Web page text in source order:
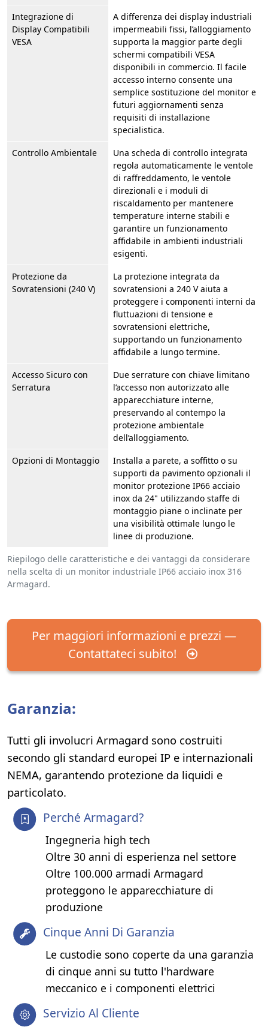
Riepilogo delle caratteristiche e dei vantaggi da considerare
nella scelta di un monitor industriale IP66 acciaio inox 316
Armagard.
Integrazione di
Display Compatibili
VESA
A differenza dei display industriali
impermeabili fissi, l’alloggiamento
supporta la maggior parte degli
schermi compatibili VESA
disponibili in commercio. Il facile
accesso interno consente una
semplice sostituzione del monitor e
futuri aggiornamenti senza
requisiti di installazione
specialistica.
Controllo Ambientale
Una scheda di controllo integrata
regola automaticamente le ventole
di raffreddamento, le ventole
direzionali e i moduli di
riscaldamento per mantenere
temperature interne stabili e
garantire un funzionamento
affidabile in ambienti industriali
esigenti.
Protezione da
Sovratensioni (240 V)
La protezione integrata da
sovratensioni a 240 V aiuta a
proteggere i componenti interni da
fluttuazioni di tensione e
sovratensioni elettriche,
supportando un funzionamento
affidabile a lungo termine.
Accesso Sicuro con
Serratura
Due serrature con chiave limitano
l’accesso non autorizzato alle
apparecchiature interne,
preservando al contempo la
protezione ambientale
dell’alloggiamento.
Opzioni di Montaggio
Installa a parete, a soffitto o su
supporti da pavimento opzionali il
monitor protezione IP66 acciaio
inox da 24" utilizzando staffe di
montaggio piane o inclinate per
una visibilità ottimale lungo le
linee di produzione.
Per maggiori informazioni e prezzi —
Contattateci subito!
Garanzia:
Tutti gli involucri Armagard sono costruiti
secondo gli standard europei IP e internazionali
NEMA, garantendo protezione da liquidi e
particolato.
Perché Armagard?
Ingegneria high tech
Oltre 30 anni di esperienza nel settore
Oltre 100.000 armadi Armagard
proteggono le apparecchiature di
produzione
Cinque Anni Di Garanzia
Le custodie sono coperte da una garanzia
di cinque anni su tutto l'hardware
meccanico e i componenti elettrici
Servizio Al Cliente